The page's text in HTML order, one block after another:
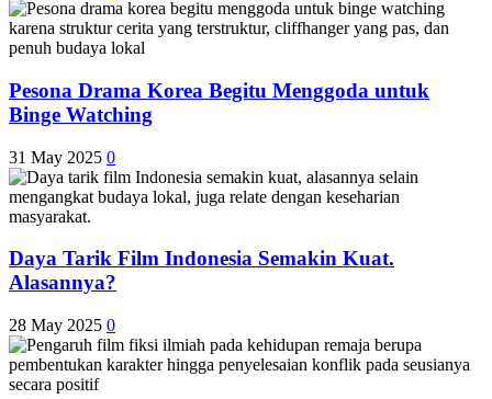
Pesona Drama Korea Begitu Menggoda untuk
Binge Watching
31 May 2025 0
Daya Tarik Film Indonesia Semakin Kuat.
Alasannya?
28 May 2025 0